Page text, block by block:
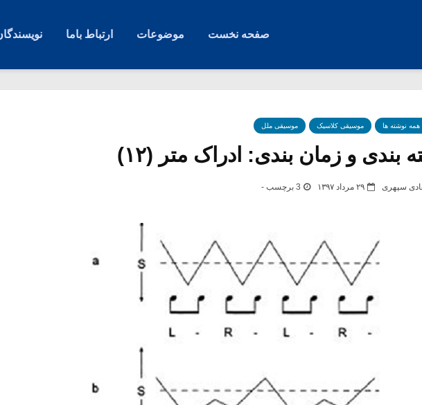
صفحه نخست موضوعات ارتباط باما
همه نوشته ها موسیقی کلاسیک موسیقی ملل
بندی و زمان بندی: ادراک متر (۱۲)
سپهری ۲۹ مرداد ۱۳۹۷ 3 برچسب -